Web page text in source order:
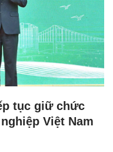
tục giữ chức
Việt Nam